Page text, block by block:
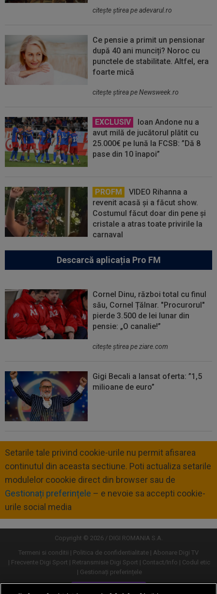
citeşte ştirea pe adevarul.ro
Ce pensie a primit un pensionar
după 40 ani munciți? Noroc cu
punctele de stabilitate. Altfel, era
foarte mică
citeşte ştirea pe Newsweek.ro
EXCLUSIV
Ioan Andone nu a
avut milă de jucătorul plătit cu
25.000€ pe lună la FCSB: ”Dă 8
pase din 10 înapoi”
PROFM
VIDEO Rihanna a
revenit acasă și a făcut show.
Costumul făcut doar din pene și
cristale a atras toate privirile la
carnaval
Descarcă aplicația Pro FM
Cornel Dinu, război total cu finul
său, Cornel Țălnar. "Procurorul"
pierde 3.500 de lei lunar din
pensie: „O canalie!”
citeşte ştirea pe ziare.com
Gigi Becali a lansat oferta: ”1,5
milioane de euro”
Setarile tale privind cookie-urile nu permit afisarea
continutul din aceasta sectiune. Poti actualiza setarile
modulelor coookie direct din browser sau de
Gestionați preferințele – e nevoie sa accepti cookie-
urile social media
Copyright © 2026 / DIGI ROMANIA S.A.
Termeni si conditii
Politica de confidentialitate
Abonare Digi TV
Frecvente Digi Sport
Retransmisie Digi Sport Contact/Info
Codul etic
Gestionați preferințele
Versiune desktop